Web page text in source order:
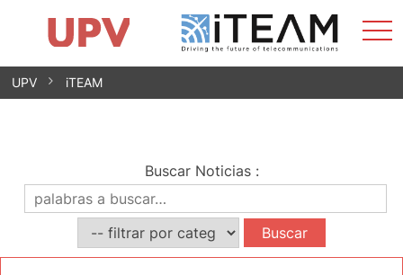
Saltar
Impacto
Grupos de investigación
Instalaciones
Spin-offs
Contacto
Prácticas
Noticias
Unidad de Igualdad
UPV iTEAM
Buscar Noticias: